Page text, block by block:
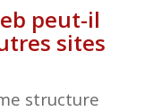
peut-il
sites
structure